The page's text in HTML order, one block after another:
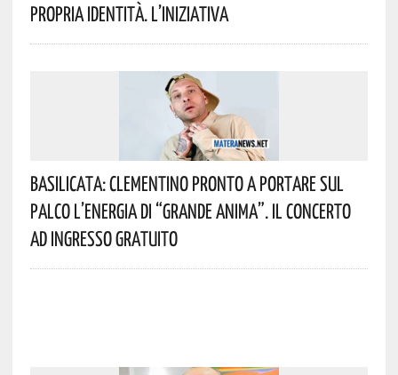
Propria Identità. L’iniziativa
Basilicata: Clementino Pronto A Portare Sul
Palco L’energia Di “Grande Anima”. Il Concerto
Ad Ingresso Gratuito